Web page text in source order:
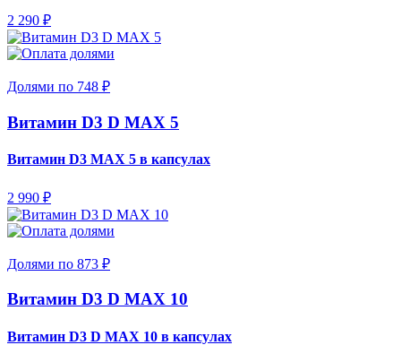
2 290 ₽
Долями по 748 ₽
Витамин D3 D MAX 5
Витамин D3 MAX 5 в капсулах
2 990 ₽
Долями по 873 ₽
Витамин D3 D MAX 10
Витамин D3 D MAX 10 в капсулах